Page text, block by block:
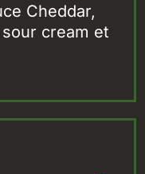
Cheddar,
cream et